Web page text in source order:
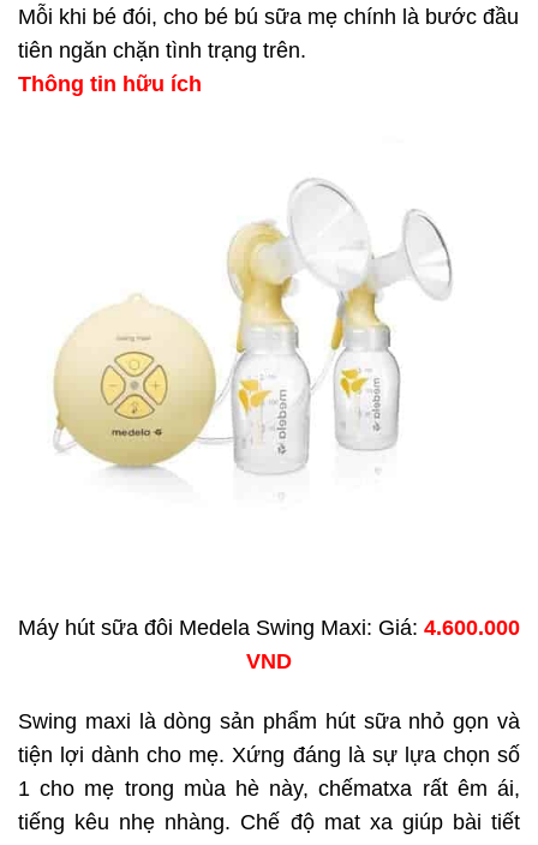
Mỗi khi bé đói, cho bé bú sữa mẹ chính là bước đầu
tiên ngăn chặn tình trạng trên.
Thông tin hữu ích
Máy hút sữa đôi Medela Swing Maxi: Giá: 4.600.000
VND
Swing maxi là dòng sản phẩm hút sữa nhỏ gọn và
tiện lợi dành cho mẹ. Xứng đáng là sự lựa chọn số
1 cho mẹ trong mùa hè này, chếmatxa rất êm ái,
tiếng kêu nhẹ nhàng. Chế độ mat xa giúp bài tiết